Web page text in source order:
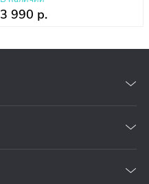
3 990 р.